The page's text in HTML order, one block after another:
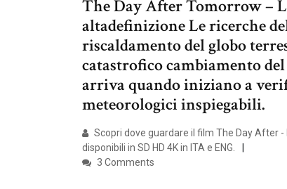
The Day After Tomorrow –
altadefinizione Le ricerche
riscaldamento del globo
catastrofico cambiamento
arriva quando iniziano a
meteorologici inspiegabili.
Scopri dove guardare il film The Day After
disponibili in SD HD 4K in ITA e ENG.
3 Comments